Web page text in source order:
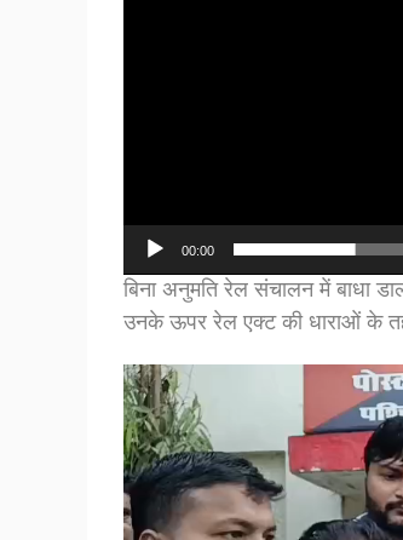
00:00
बिना अनुमति रेल संचालन में बाधा
उनके ऊपर रेल एक्ट की धाराओं के
Video
Player